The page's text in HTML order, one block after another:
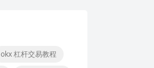
okx 杠杆交易教程